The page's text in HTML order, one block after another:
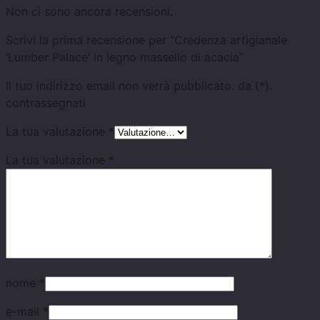
Non ci sono ancora recensioni.
Scrivi la prima recensione per “Credenza artigianale
‘Lumber Palace’ in legno massello di acacia”
Il tuo indirizzo email non verrà pubblicato. da (*).
contrassegnati
La tua valutazione *
La tua valutazione *
nome *
e-mail *